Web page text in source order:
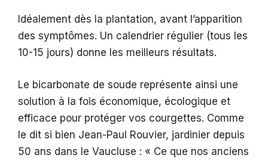
Idéalement dès la plantation, avant l’apparition
des symptômes. Un calendrier régulier (tous les
10-15 jours) donne les meilleurs résultats.
Le bicarbonate de soude représente ainsi une
solution à la fois économique, écologique et
efficace pour protéger vos courgettes. Comme
le dit si bien Jean-Paul Rouvier, jardinier depuis
50 ans dans le Vaucluse : « Ce que nos anciens